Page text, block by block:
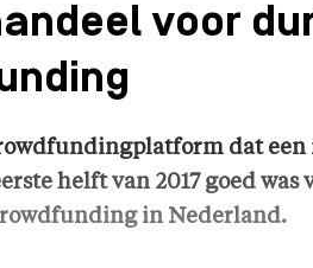
voor
dat
helft van 2017 goed was
in Nederland.